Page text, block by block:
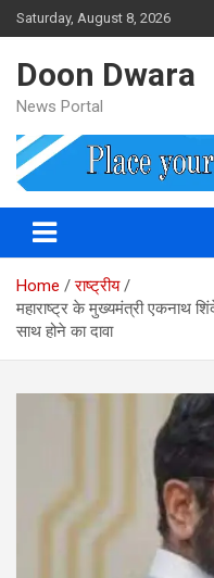
Skip
to
Saturday, August 8, 2026
Doon Dwara
News Portal
Home
राष्ट्रीय
महाराष्ट्र के मुख्यमंत्री एकनाथ
साथ होने का दावा